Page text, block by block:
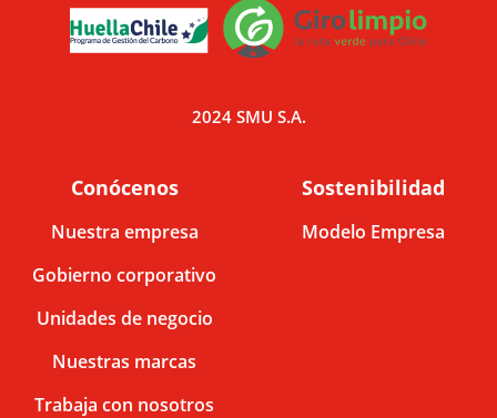
2024 SMU S.A.
Conócenos
Nuestra empresa
Gobierno corporativo
Unidades de negocio
Nuestras marcas
Trabaja con nosotros
Sostenibilidad
Modelo Empresa